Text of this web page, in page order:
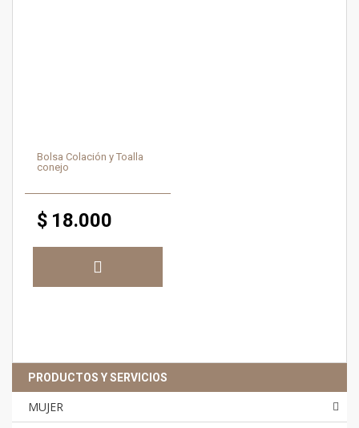
Bolsa Colación y Toalla
conejo
$ 18.000
PRODUCTOS Y SERVICIOS
MUJER